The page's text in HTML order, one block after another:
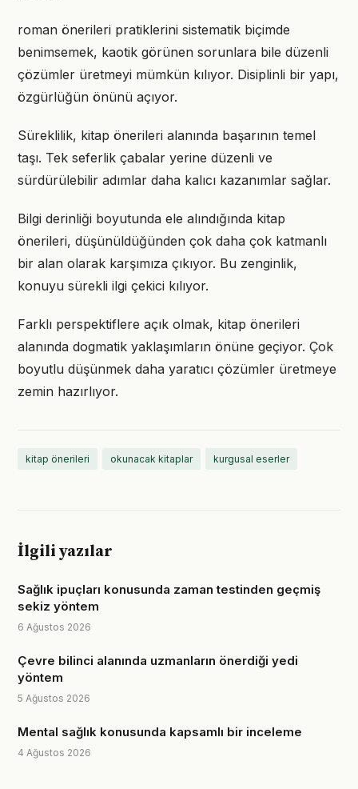
roman önerileri pratiklerini sistematik biçimde
benimsemek, kaotik görünen sorunlara bile düzenli
çözümler üretmeyi mümkün kılıyor. Disiplinli bir yapı,
özgürlüğün önünü açıyor.
Süreklilik, kitap önerileri alanında başarının temel
taşı. Tek seferlik çabalar yerine düzenli ve
sürdürülebilir adımlar daha kalıcı kazanımlar sağlar.
Bilgi derinliği boyutunda ele alındığında kitap
önerileri, düşünüldüğünden çok daha çok katmanlı
bir alan olarak karşımıza çıkıyor. Bu zenginlik,
konuyu sürekli ilgi çekici kılıyor.
Farklı perspektiflere açık olmak, kitap önerileri
alanında dogmatik yaklaşımların önüne geçiyor. Çok
boyutlu düşünmek daha yaratıcı çözümler üretmeye
zemin hazırlıyor.
kitap önerileri okunacak kitaplar kurgusal eserler
İlgili yazılar
Sağlık ipuçları konusunda zaman testinden geçmiş
sekiz yöntem
6 Ağustos 2026
Çevre bilinci alanında uzmanların önerdiği yedi
yöntem
5 Ağustos 2026
Mental sağlık konusunda kapsamlı bir inceleme
4 Ağustos 2026